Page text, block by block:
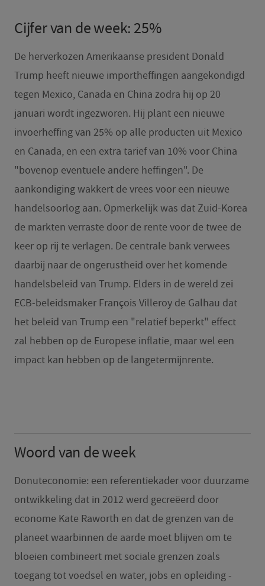
Cijfer van de week: 25%
De herverkozen Amerikaanse president Donald
Trump heeft nieuwe importheffingen aangekondigd
tegen Mexico, Canada en China zodra hij op 20
januari wordt ingezworen. Hij plant een nieuwe
invoerheffing van 25% op alle producten uit Mexico
en Canada, en een extra tarief van 10% voor China
"bovenop eventuele andere heffingen". De
aankondiging wakkert de vrees voor een nieuwe
handelsoorlog aan. Opmerkelijk was dat Zuid-Korea
de markten verraste door de rente voor de twee de
keer op rij te verlagen. De centrale bank verwees
daarbij naar de ongerustheid over het komende
handelsbeleid van Trump. Elders in de wereld zei
ECB-beleidsmaker François Villeroy de Galhau dat
het beleid van Trump een "relatief beperkt" effect
zal hebben op de Europese inflatie, maar wel een
impact kan hebben op de langetermijnrente.
Woord van de week
Donuteconomie: een referentiekader voor duurzame
ontwikkeling dat in 2012 werd gecreëerd door
econome Kate Raworth en dat de grenzen van de
planeet waarbinnen de aarde moet blijven om te
bloeien combineert met sociale grenzen zoals
toegang tot voedsel en water, jobs en opleiding -